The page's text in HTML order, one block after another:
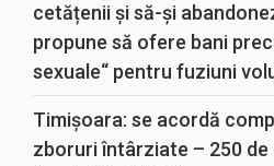
cetățenii și să-și
propune să ofere bani
sexuale“ pentru fuziuni
Timișoara: se acordă
zboruri întârziate – 250